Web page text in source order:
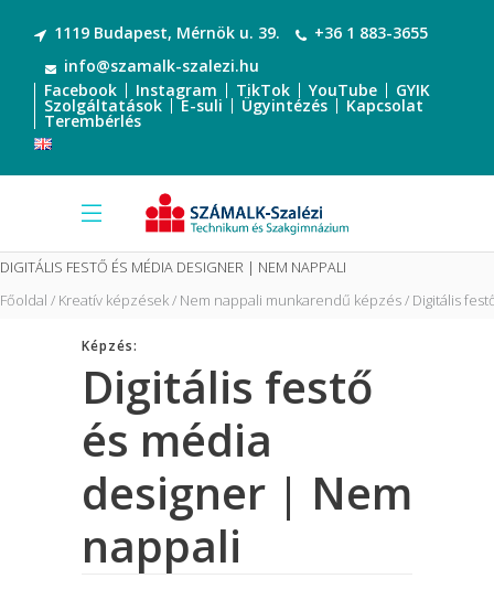
1119 Budapest, Mérnök u. 39.
+36 1 883-3655
info@szamalk-szalezi.hu
Facebook
Instagram TikTok YouTube GYIK
Szolgáltatások E-suli Ügyintézés Kapcsolat
Terembérlés
DIGITÁLIS FESTŐ ÉS MÉDIA DESIGNER | NEM NAPPALI
Főoldal Kreatív képzések Nem nappali munkarendű képzés Digitális
Képzés:
Digitális festő
és média
designer | Nem
nappali